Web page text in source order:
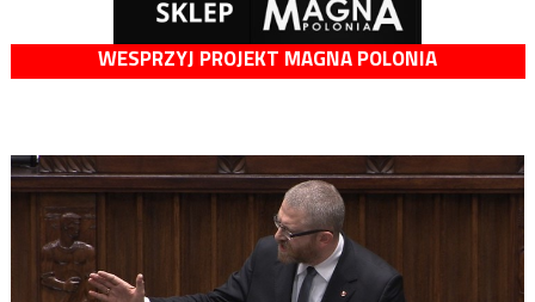
WESPRZYJ PROJEKT MAGNA POLONIA